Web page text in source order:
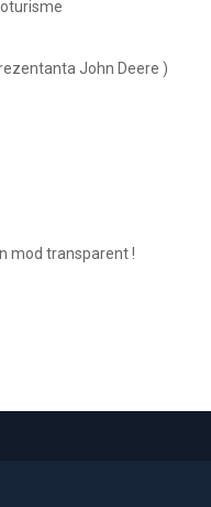
John Deere )
mod transparent !